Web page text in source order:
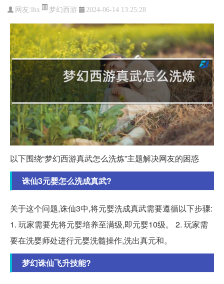
网友:lhx 梦幻西游 2024-06-14 13:25:28
以下围绕“梦幻西游真武怎么洗炼”主题解决网友的困惑
诛仙3元婴怎么洗成真武?
关于这个问题,诛仙3中,将元婴洗成真武需要遵循以下步骤:
1. 玩家需要先将元婴培养至满级,即元婴10级。 2. 玩家需
要在洗婴师处进行元婴洗髓操作,洗出真元和。
梦幻诛仙飞升技能?